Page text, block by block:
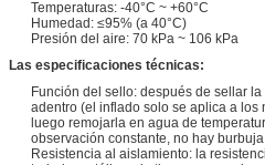
Temperaturas: -40°C ~ +60°C
Humedad: ≤95% (a 40°C)
Presión del aire: 70 kPa ~ 106 kPa
Las especificaciones técnicas:
Función del sello: después de sellar
adentro (el inflado solo se aplica a los
luego remojarla en agua de
observación constante, no hay
Resistencia al aislamiento: la